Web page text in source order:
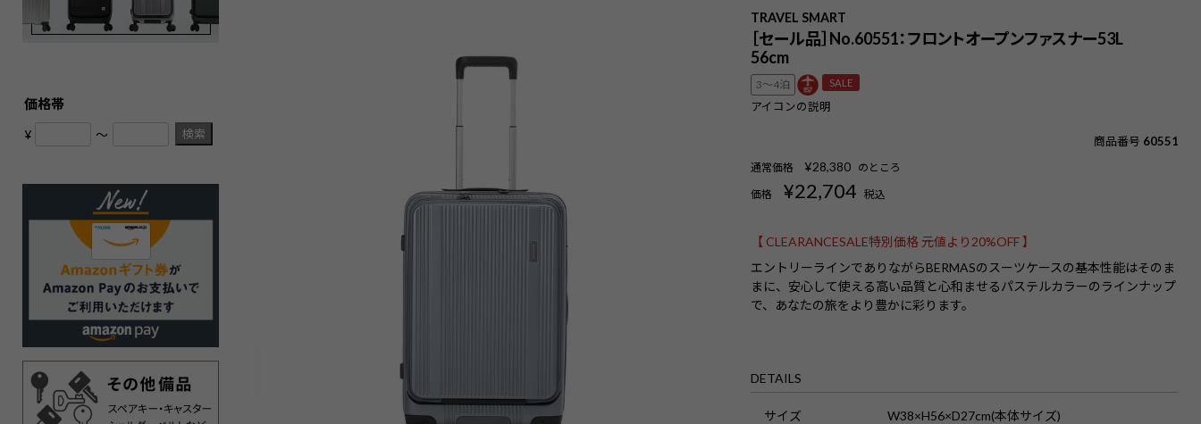
価格帯
¥ 〜 検索
TRAVEL SMART
［セール品］No.60551：フロントオープンファスナー53L
56cm
3〜4泊 SALE
アイコンの説明
商品番号 60551
通常価格 ¥28,380 のところ
価格
¥22,704 税込
【 CLEARANCESALE特別価格 元値より20%OFF 】
エントリーラインでありながらBERMASのスーツケースの基本性能はそのま
まに、安心して使える高い品質と心和ませるパステルカラーのラインナップ
で、あなたの旅をより豊かに彩ります。
DETAILS
サイズ
W38×H56×D27cm(本体サイズ)